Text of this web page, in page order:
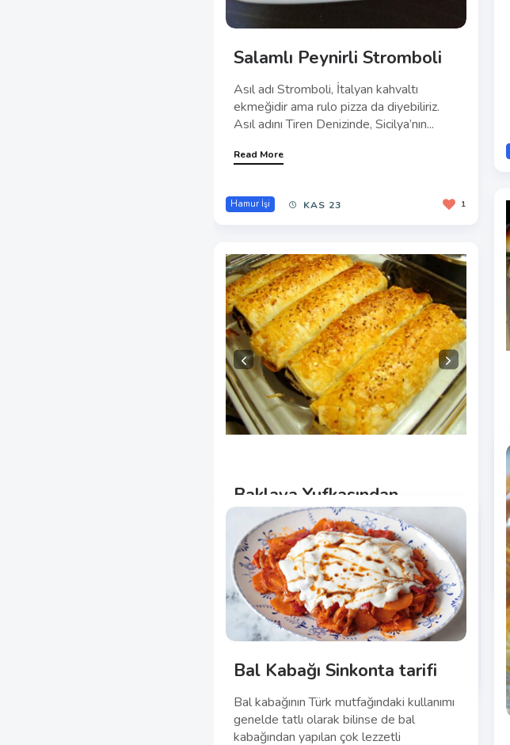
Salamlı Peynirli Stromboli
Asıl adı Stromboli, İtalyan kahvaltı
ekmeğidir ama rulo pizza da diyebiliriz.
Asıl adını Tiren Denizinde, Sicilya’nın...
Read More
Hamur İşi KAS 23 1
Baklava Yufkasından
Kıymalı Börek
İç malzeme olan kıymayı pişireceğimiz
tavaya alıp suyunu çekene kadar kaşığın
tersiyle eze eze pişiriyoruz (Bu...
Read More
Atıştırmalık EKI 27